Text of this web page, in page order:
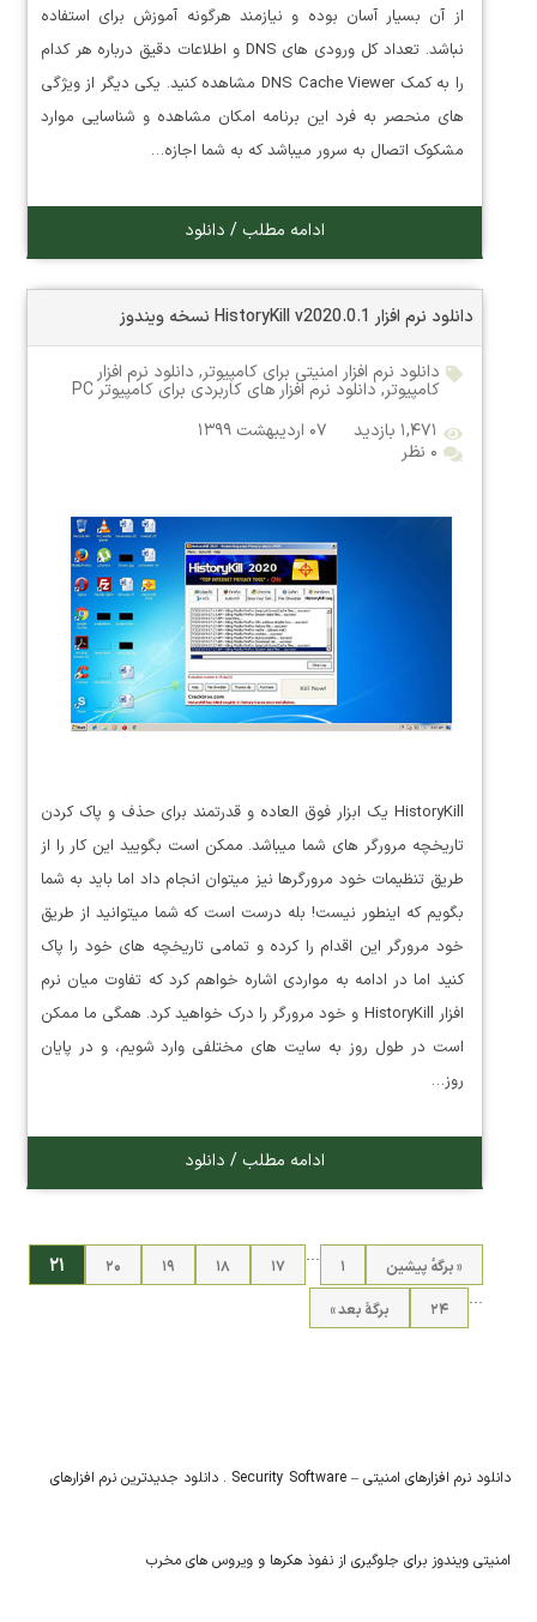
از آن بسیار آسان بوده و نیازمند هرگونه آموزش برای استفاده
نباشد. تعداد کل ورودی های DNS و اطلاعات دقیق درباره هر کدام
را به کمک DNS Cache Viewer مشاهده کنید. یکی دیگر از ویژگی
های منحصر به فرد این برنامه امکان مشاهده و شناسایی موارد
مشکوک اتصال به سرور میباشد که به شما اجازه…
ادامه مطلب / دانلود
دانلود نرم افزار HistoryKill v2020.0.1 نسخه ویندوز
دانلود نرم افزار امنیتی برای کامپیوتر, دانلود نرم افزار
کامپیوتر,دانلود نرم افزار های کاربردی برای کامپیوتر PC
۱,۴۷۱ بازدید
۰۷ اردیبهشت ۱۳۹۹
۰ نظر
HistoryKill یک ابزار فوق العاده و قدرتمند برای حذف و پاک کردن
تاریخچه مرورگر های شما میباشد. ممکن است بگویید این کار را از
طریق تنظیمات خود مرورگرها نیز میتوان انجام داد اما باید به شما
بگویم که اینطور نیست! بله درست است که شما میتوانید از طریق
خود مرورگر این اقدام را کرده و تمامی تاریخچه های خود را پاک
کنید اما در ادامه به مواردی اشاره خواهم کرد که تفاوت میان نرم
افزار HistoryKill و خود مرورگر را درک خواهید کرد. همگی ما ممکن
است در طول روز به سایت های مختلفی وارد شویم، و در پایان
روز…
ادامه مطلب / دانلود
« برگه‌ٔ پیشین ۱ ۱۷ ۱۸ ۱۹ ۲۰ ۲۱
۲۴ برگهٔ بعد »
دانلود نرم افزارهای امنیتی – Security Software . دانلود جدیدترین نرم افزارهای
امنیتی ویندوز برای جلوگیری از نفوذ هکرها و ویروس های مخرب